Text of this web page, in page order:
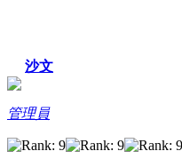
沙文
管理員